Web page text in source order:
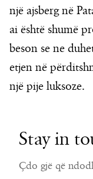
një ajsberg në
ai është shumë
beson se ne
etjen në
një pije luksoze.
Stay in
Çdo gjë që